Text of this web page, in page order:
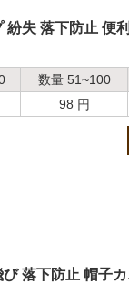
紛失 落下防止 便
数量 51~100
98 円
落下防止 帽子